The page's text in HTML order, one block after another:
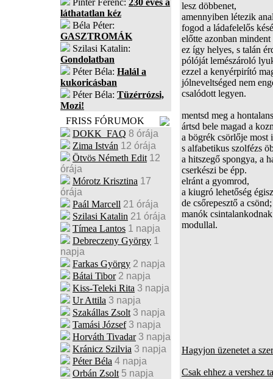
Pintér Ferenc: 230 éves a
láthatatlan kéz
Béla Péter:
GASZTROMÁK
Szilasi Katalin:
Gondolatban
Péter Béla: Halál a
kukoricásban
Péter Béla: Tüzérrózsi,
Mozi!
FRISS FÓRUMOK
DOKK_FAQ 8 órája
Zima István 12 órája
Ötvös Németh Edit 12
órája
Mórotz Krisztina 17
órája
Paál Marcell 21 órája
Szilasi Katalin 21 órája
Tímea Lantos 1 napja
Debreczeny György 1
napja
Farkas György 2 napja
Bátai Tibor 2 napja
Kiss-Teleki Rita 3 napja
Ur Attila 3 napja
Szakállas Zsolt 3 napja
Tamási József 3 napja
Horváth Tivadar 3 napja
Kránicz Szilvia 3 napja
Péter Béla 4 napja
Orbán Zsolt 5 napja
lesz döbbenet,
amennyiben létezik
fogod a ládafelelős
előtte azonban mindent
ez így helyes, s talán
pólóját lemészároló
ezzel a kenyérpirító
jólneveltséged nem
csalódott legyen.
mentsd meg a
ártsd bele magad a
a bögrék csörlője most
s alfabetikus szolfézs
a hitszegő spongya, a
cserkészi be épp.
elránt a gyomrod,
a kiugró lehetőség
de csőrepesztő a
manók
modullal.
Hagyjon üzenetet a
Csak ehhez a vershez